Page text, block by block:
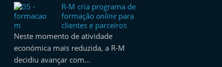
t
e
r
m
a
R-M cria programa de
formaçãoonline para
clientes e parceiros
Neste momento de atividade
económica mais reduzida, a R-M
decidiu avançar com…